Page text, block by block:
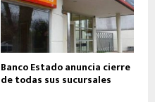
Banco Estado anuncia cierre
de todas sus sucursales